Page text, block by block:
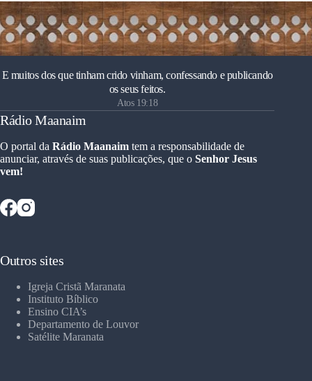
E muitos dos que tinham crido vinham, confessando e publicando
os seus feitos.
Atos 19:18
Rádio Maanaim
O portal da Rádio Maanaim tem a responsabilidade de
anunciar, através de suas publicações, que o Senhor Jesus
vem!
Outros sites
Igreja Cristã Maranata
Instituto Bíblico
Ensino CIA’s
Departamento de Louvor
Satélite Maranata